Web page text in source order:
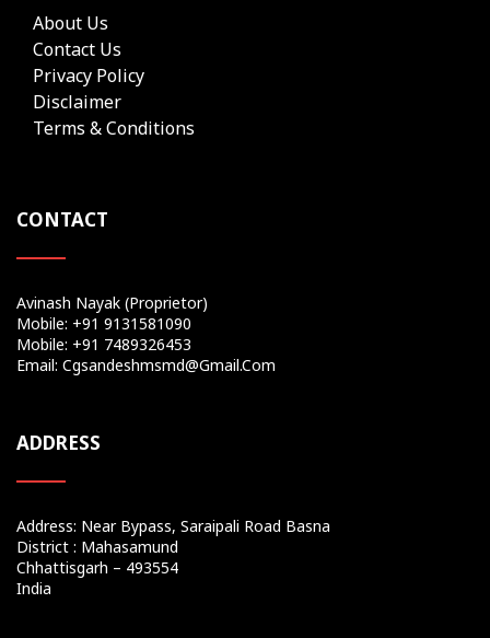
About Us
Contact Us
Privacy Policy
Disclaimer
Terms & Conditions
CONTACT
Avinash Nayak (Proprietor)
Mobile: +91 9131581090
Mobile: +91 7489326453
Email: Cgsandeshmsmd@gmail.com
ADDRESS
Address: Near Bypass, Saraipali Road Basna
District : Mahasamund
Chhattisgarh – 493554
India